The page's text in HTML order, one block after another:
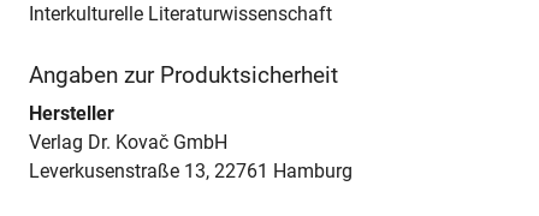
Interkulturelle Literaturwissenschaft
Angaben zur Produktsicherheit
Hersteller
Verlag Dr. Kovač GmbH
Leverkusenstraße 13, 22761 Hamburg